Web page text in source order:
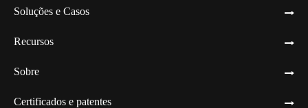
Soluções e Casos
Recursos
Sobre
Certificados e patentes